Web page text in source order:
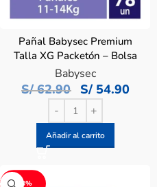
Pañal Babysec Premium
Talla XG Packetón – Bolsa
78 UN
Babysec
S/62.90 S/54.90
Añadir al carrito
-13%